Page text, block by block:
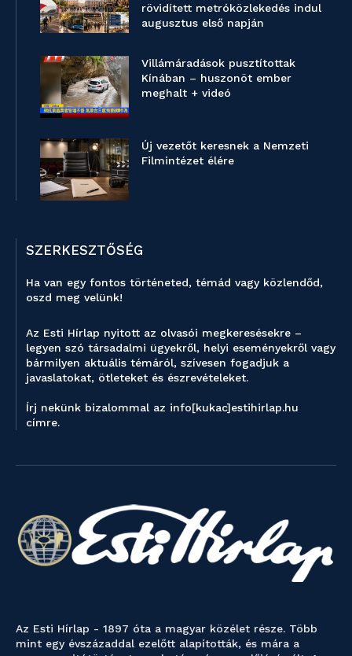
rövidített metróközlekedés indul
augusztus első napján
Villámáradások pusztítottak
Kínában – huszonöt ember
meghalt + videó
Új vezetőt keresnek a Nemzeti
Filmintézet élére
SZERKESZTŐSÉG
Ha van egy fontos történeted, témád vagy közlendőd,
oszd meg velünk!
Az Esti Hírlap nyitott az olvasói megkeresésekre –
legyen szó társadalmi ügyekről, helyi eseményekről vagy
bármilyen aktuális témáról, szívesen fogadjuk a
javaslatokat, ötleteket és észrevételeket.
Írj nekünk bizalommal az info[kukac]estihirlap.hu
címre.
Az Esti Hírlap - 1897 óta a magyar közélet része. Több
mint egy évszázaddal ezelőtt alapították, és mára a